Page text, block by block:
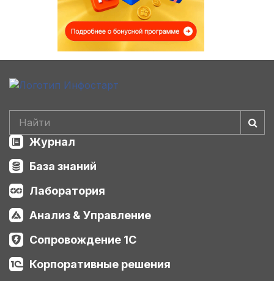
Журнал
База знаний
Лаборатория
Анализ & Управление
Сопровождение 1С
Корпоративные решения